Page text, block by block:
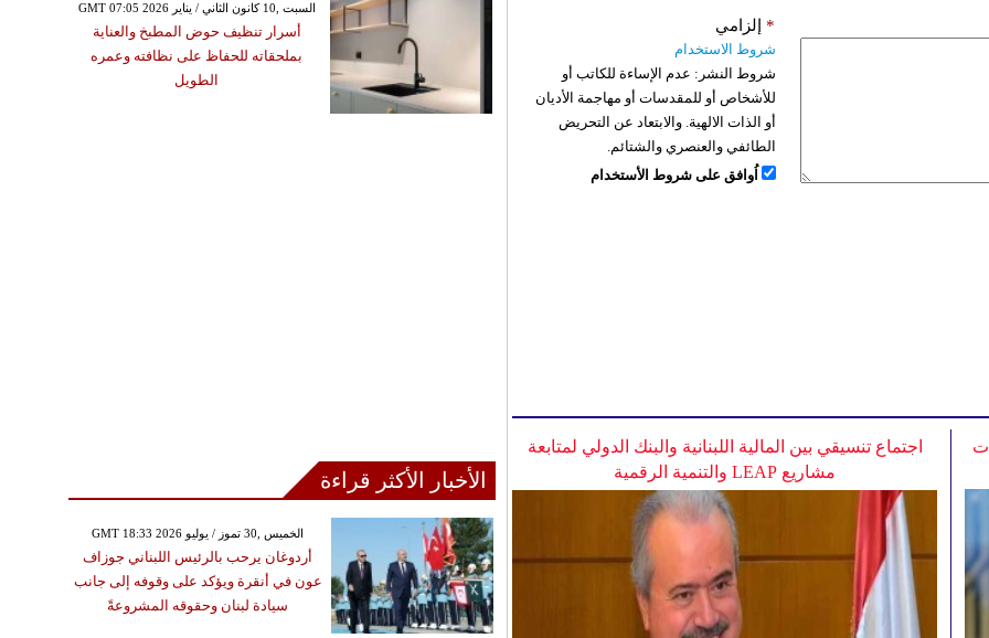
إلزامي *
شروط الاستخدام
شروط النشر: عدم الإساءة للكاتب أو
للأشخاص أو للمقدسات أو مهاجمة الأديان
أو الذات الالهية. والابتعاد عن التحريض
الطائفي والعنصري والشتائم.
اُوافق على شروط الأستخدام
اجتماع تنسيقي بين المالية اللبنانية والبنك الدولي لمتابعة
مشاريع LEAP والتنمية الرقمية
GMT 07:05 2026 السبت ,10 كانون الثاني / يناير
أسرار تنظيف حوض المطبخ والعناية
بملحقاته للحفاظ على نظافته وعمره
الطويل
الأخبار الأكثر قراءة
GMT 18:33 2026 الخميس ,30 تموز / يوليو
أردوغان يرحب بالرئيس اللبناني جوزاف
عون في أنقرة ويؤكد على وقوفه إلى جانب
سيادة لبنان وحقوقه المشروعةً